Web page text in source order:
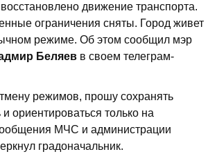
движение транспорта.
ограничения сняты. Город живет
режиме. Об этом сообщил мэр
Беляев в своем телеграм-
режимов, прошу сохранять
ориентироваться только на
МЧС и администрации
градоначальник.